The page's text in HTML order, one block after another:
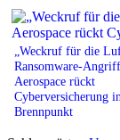
„Weckruf für die
Ransomware-
Aerospace rückt
Cyberversicherung
Brennpunkt